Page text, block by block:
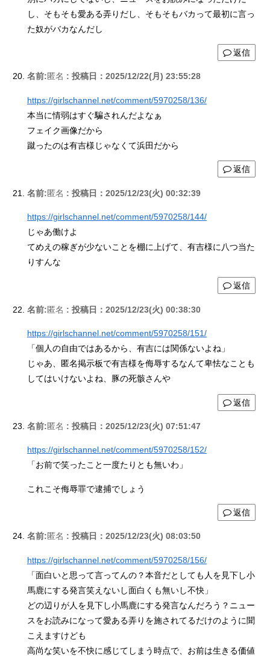
し、そもそも愛ある弄りだし、そもそもバカって最初に言っ
た奴がバカなんだし
返信
名前:匿名 : 投稿日：2025/12/22(月) 23:55:28
https://girlschannel.net/comment/5970258/136/
本当に情弱はすぐ騙されんだよなぁ
フェイク画像だから
蹴ったのは有吉様じゃなくて浜田だから
返信
名前:匿名 : 投稿日：2025/12/23(火) 00:32:39
https://girlschannel.net/comment/5970258/144/
じゃあ働けよ
てめえの稼ぎが少ないことを棚に上げて、有吉様に八つ当た
りすんな
返信
名前:匿名 : 投稿日：2025/12/23(火) 00:38:30
https://girlschannel.net/comment/5970258/151/
「個人の自由ではあるから、有吉には関係ないよね」
じゃあ、匿名掲示板で有吉様を侮辱するなんて卑怯なことも
してはいけないよね、豚の死骸さんや
返信
名前:匿名 : 投稿日：2025/12/23(火) 07:51:47
https://girlschannel.net/comment/5970258/152/
「お前で笑ったこと一度たりとも無いわ」
これこそ侮辱罪で逮捕でしょう
返信
名前:匿名 : 投稿日：2025/12/23(火) 08:03:50
https://girlschannel.net/comment/5970258/156/
「面白いと思って言ってんの？本音だとしても人を見下し小
馬鹿にする発言笑えないし面白くも無いし不快」
どの辺りが人を見下し小馬鹿にする発言なんだろう？ニュー
スをお読みになって愛ある弄りを施されてるだけのように聞
こえますけども
高尚な笑いを不快に感じてしまう時点で、お前は生きる価値